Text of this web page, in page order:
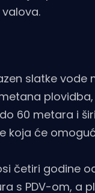
slatke
60 metara i
koja će
četiri godine
s PDV-om,